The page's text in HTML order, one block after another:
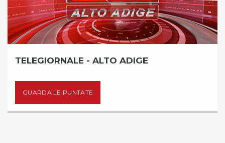
- ALTO ADIGE